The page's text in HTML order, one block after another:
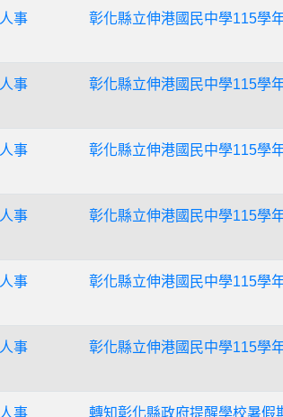
人事 彰化縣立伸港國民中學115學
人事 彰化縣立伸港國民中學115學
人事 彰化縣立伸港國民中學115學
人事 彰化縣立伸港國民中學115學
人事 彰化縣立伸港國民中學115學
人事 彰化縣立伸港國民中學115學
人事 轉知彰化縣政府提醒學校暑假